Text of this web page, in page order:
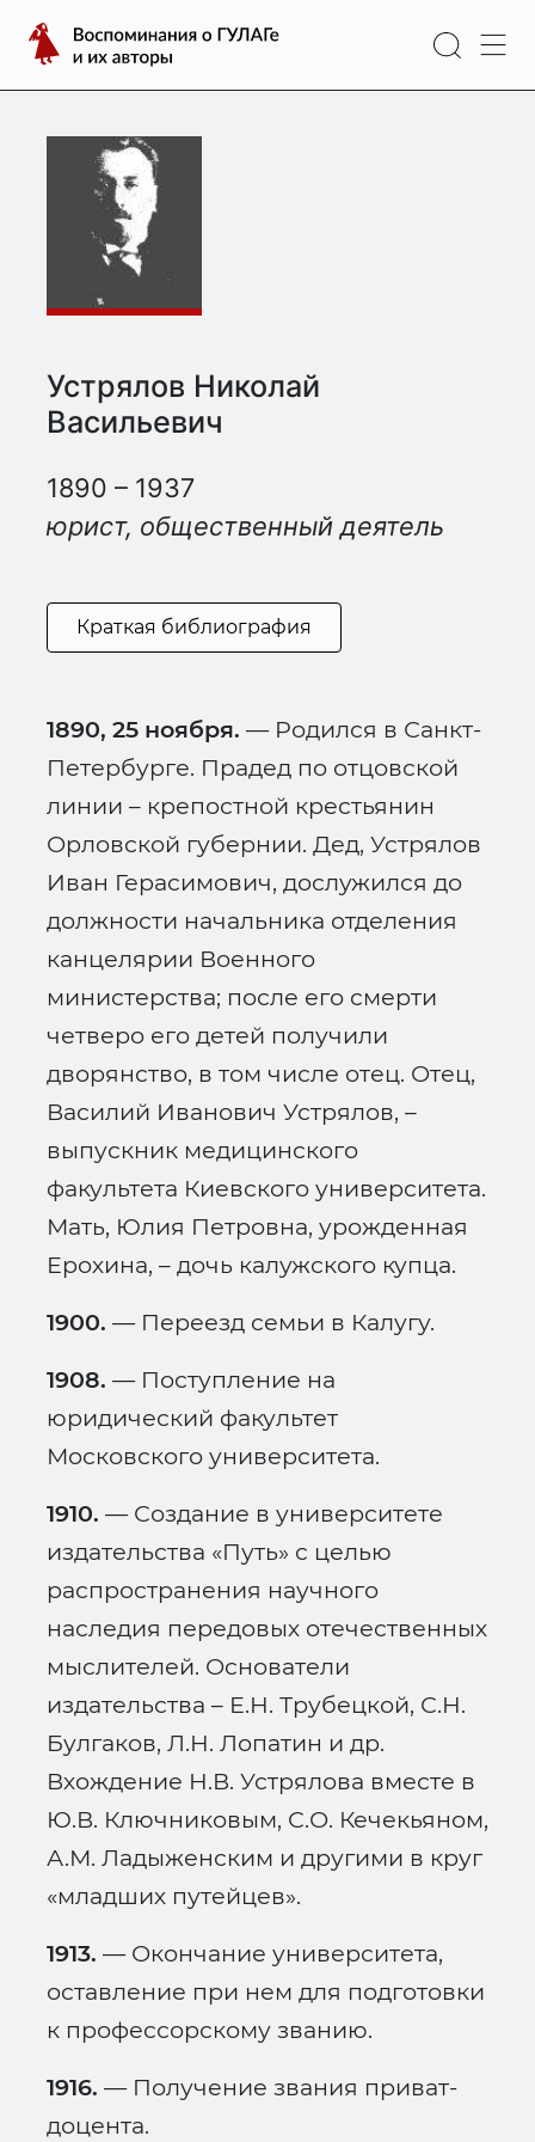
содержимому
Воспоминания
о
ГУЛАГе
авторы
Устрялов Николай
Васильевич
1890 – 1937
юрист, общественный деятель
Краткая библиография
1890, 25 ноября. — Родился в Санкт-
Петербурге. Прадед по отцовской
линии – крепостной крестьянин
Орловской губернии. Дед, Устрялов
Иван Герасимович, дослужился до
должности начальника отделения
канцелярии Военного
министерства; после его смерти
четверо его детей получили
дворянство, в том числе отец. Отец,
Василий Иванович Устрялов, –
выпускник медицинского
факультета Киевского университета.
Мать, Юлия Петровна, урожденная
Ерохина, – дочь калужского купца.
1900. — Переезд семьи в Калугу.
1908. — Поступление на
юридический факультет
Московского университета.
1910. — Создание в университете
издательства «Путь» с целью
распространения научного
наследия передовых отечественных
мыслителей. Основатели
издательства – Е.Н. Трубецкой, С.Н.
Булгаков, Л.Н. Лопатин и др.
Вхождение Н.В. Устрялова вместе в
Ю.В. Ключниковым, С.О. Кечекьяном,
А.М. Ладыженским и другими в круг
«младших путейцев».
1913. — Окончание университета,
оставление при нем для подготовки
к профессорскому званию.
1916. — Получение звания приват-
доцента.